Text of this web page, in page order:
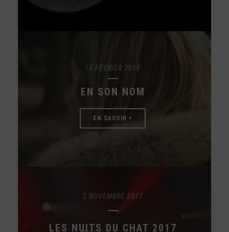
15 FÉVRIER 2018
EN SON NOM
EN SAVOIR +
2 NOVEMBRE 2017
LES NUITS DU CHAT 2017